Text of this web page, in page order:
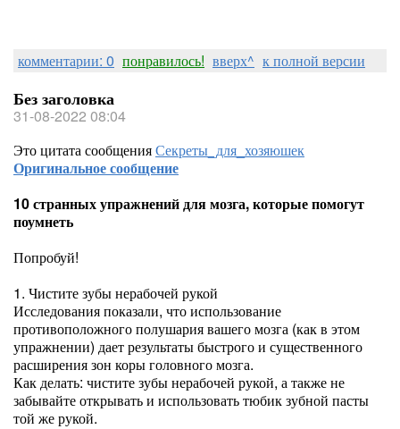
комментарии: 0 понравилось! вверх^ к полной версии
Без заголовка
31-08-2022 08:04
Это цитата сообщенияСекреты_для_хозяюшек
Оригинальное сообщение
10 странных упражнений для мозга, которые помогут
поумнеть
Попробуй!
1. Чистите зубы нерабочей рукой
Исследования показали, что использование
противоположного полушария вашего мозга (как в этом
упражнении) дает результаты быстрого и существенного
расширения зон коры головного мозга.
Как делать: чистите зубы нерабочей рукой, а также не
забывайте открывать и использовать тюбик зубной пасты
той же рукой.